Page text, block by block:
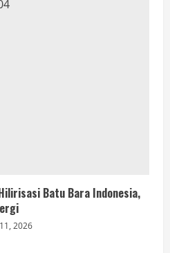
Batu Bara Indonesia,
2026